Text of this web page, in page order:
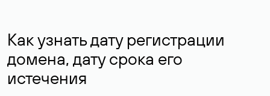
Как узнать дату регистрации
домена, дату срока его
истечения